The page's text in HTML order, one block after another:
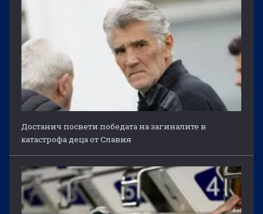
Достанич посвети победата на загиналите в
катастрофа деца от Славия